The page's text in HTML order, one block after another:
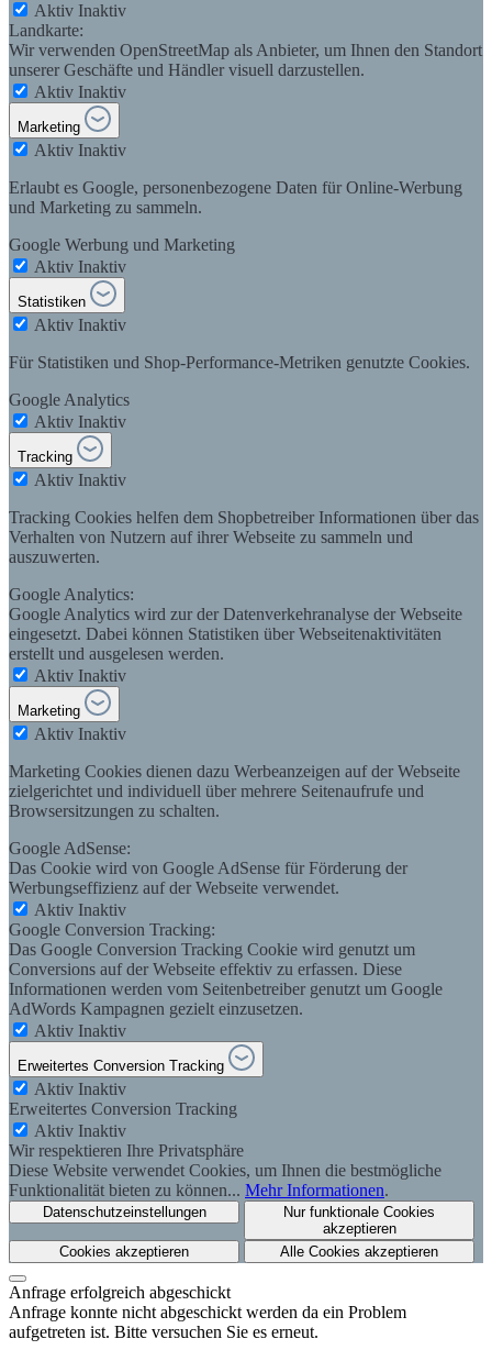
Aktiv Inaktiv
Landkarte:
Wir verwenden OpenStreetMap als Anbieter, um Ihnen den Standort
unserer Geschäfte und Händler visuell darzustellen.
Aktiv Inaktiv
Marketing
Aktiv Inaktiv
Erlaubt es Google, personenbezogene Daten für Online-Werbung
und Marketing zu sammeln.
Google Werbung und Marketing
Aktiv Inaktiv
Statistiken
Aktiv Inaktiv
Für Statistiken und Shop-Performance-Metriken genutzte Cookies.
Google Analytics
Aktiv Inaktiv
Tracking
Aktiv Inaktiv
Tracking Cookies helfen dem Shopbetreiber Informationen über das
Verhalten von Nutzern auf ihrer Webseite zu sammeln und
auszuwerten.
Google Analytics:
Google Analytics wird zur der Datenverkehranalyse der Webseite
eingesetzt. Dabei können Statistiken über Webseitenaktivitäten
erstellt und ausgelesen werden.
Aktiv Inaktiv
Marketing
Aktiv Inaktiv
Marketing Cookies dienen dazu Werbeanzeigen auf der Webseite
zielgerichtet und individuell über mehrere Seitenaufrufe und
Browsersitzungen zu schalten.
Google AdSense:
Das Cookie wird von Google AdSense für Förderung der
Werbungseffizienz auf der Webseite verwendet.
Aktiv Inaktiv
Google Conversion Tracking:
Das Google Conversion Tracking Cookie wird genutzt um
Conversions auf der Webseite effektiv zu erfassen. Diese
Informationen werden vom Seitenbetreiber genutzt um Google
AdWords Kampagnen gezielt einzusetzen.
Aktiv Inaktiv
Erweitertes Conversion Tracking
Aktiv Inaktiv
Erweitertes Conversion Tracking
Aktiv Inaktiv
Wir respektieren Ihre Privatsphäre
Diese Website verwendet Cookies, um Ihnen die bestmögliche
Funktionalität bieten zu können... Mehr Informationen.
Datenschutzeinstellungen
Nur funktionale Cookies
akzeptieren
Cookies akzeptieren
Alle Cookies akzeptieren
Anfrage erfolgreich abgeschickt
Anfrage konnte nicht abgeschickt werden da ein Problem
aufgetreten ist. Bitte versuchen Sie es erneut.